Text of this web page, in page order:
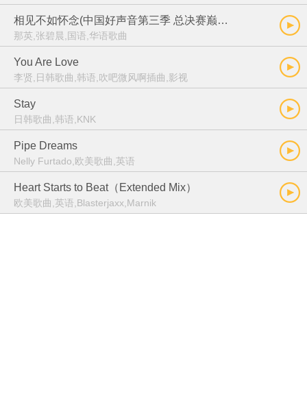
相见不如怀念(中国好声音第三季 总决赛巅峰之夜)
那英,张碧晨,国语,华语歌曲
You Are Love
李贤,日韩歌曲,韩语,吹吧微风啊插曲,影视
Stay
日韩歌曲,韩语,KNK
Pipe Dreams
Nelly Furtado,欧美歌曲,英语
Heart Starts to Beat（Extended Mix）
欧美歌曲,英语,Blasterjaxx,Marnik